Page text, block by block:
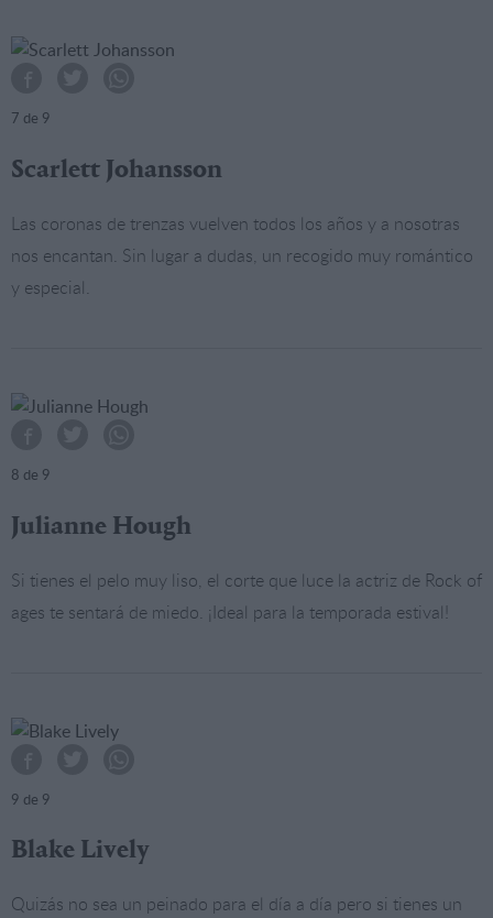
7 de 9
Scarlett Johansson
Las coronas de trenzas vuelven todos los años y a nosotras
nos encantan. Sin lugar a dudas, un recogido muy romántico
y especial.
8 de 9
Julianne Hough
Si tienes el pelo muy liso, el corte que luce la actriz de Rock of
ages te sentará de miedo. ¡Ideal para la temporada estival!
9 de 9
Blake Lively
Quizás no sea un peinado para el día a día pero si tienes un